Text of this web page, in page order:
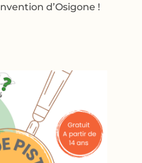
d’Osigone !